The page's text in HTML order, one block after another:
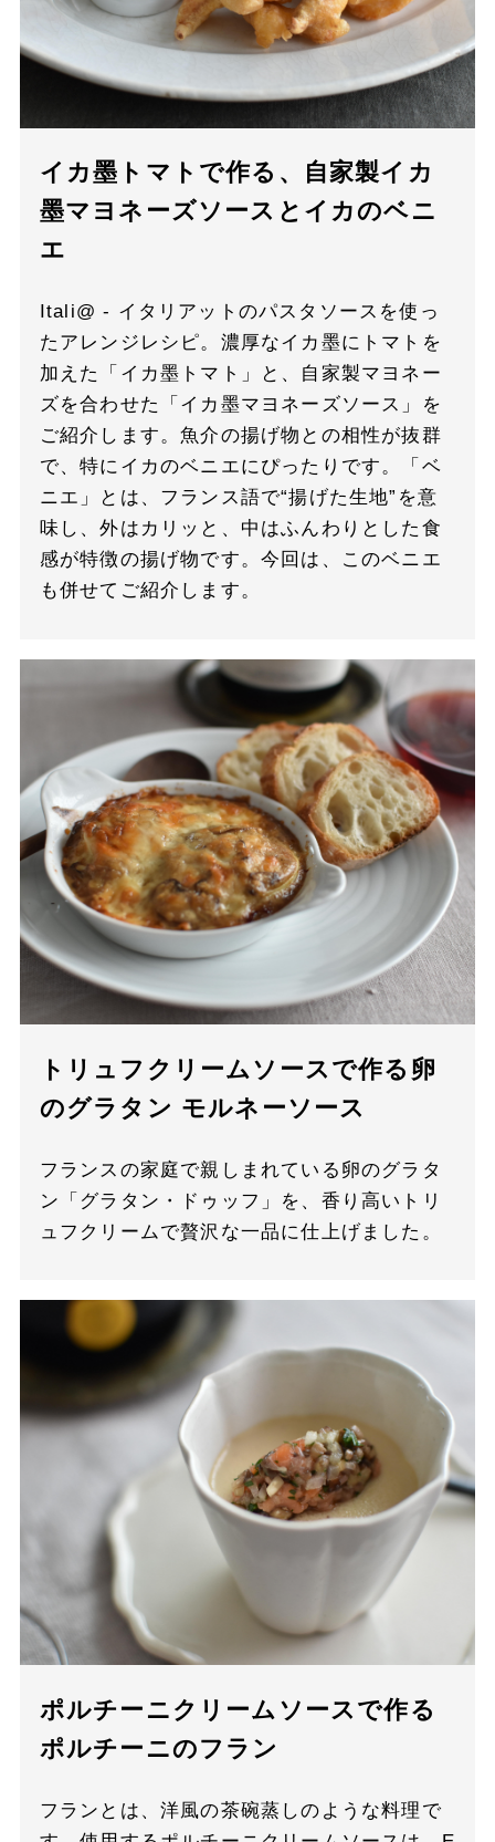
イカ墨トマトで作る、自家製イカ
墨マヨネーズソースとイカのベニ
エ
Itali@ - イタリアットのパスタソースを使っ
たアレンジレシピ。濃厚なイカ墨にトマトを
加えた「イカ墨トマト」と、自家製マヨネー
ズを合わせた「イカ墨マヨネーズソース」を
ご紹介します。魚介の揚げ物との相性が抜群
で、特にイカのベニエにぴったりです。「ベ
ニエ」とは、フランス語で“揚げた生地”を意
味し、外はカリッと、中はふんわりとした食
感が特徴の揚げ物です。今回は、このベニエ
も併せてご紹介します。
トリュフクリームソースで作る卵
のグラタン モルネーソース
フランスの家庭で親しまれている卵のグラタ
ン「グラタン・ドゥッフ」を、香り高いトリ
ュフクリームで贅沢な一品に仕上げました。
ポルチーニクリームソースで作る
ポルチーニのフラン
フランとは、洋風の茶碗蒸しのような料理で